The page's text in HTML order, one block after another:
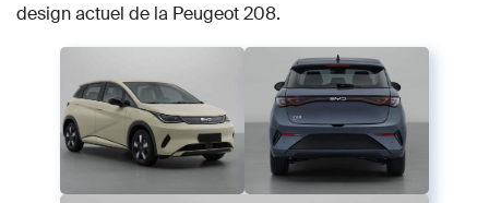
design actuel de la Peugeot 208.